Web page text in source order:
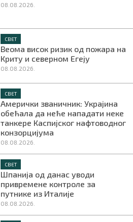
08.08.2026.
СВЕТ
Веома висок ризик од пожара на
Криту и северном Егеју
08.08.2026.
СВЕТ
Амерички званичник: Украјина
обећала да неће нападати неке
танкере Каспијског нафтоводног
конзорцијума
08.08.2026.
СВЕТ
Шпанија од данас уводи
привремене контроле за
путнике из Италије
08.08.2026.